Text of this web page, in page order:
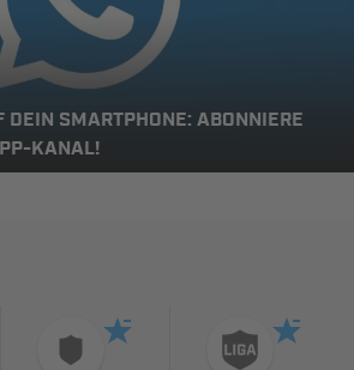
DEIN SMARTPHONE: ABONNIERE
KANAL!